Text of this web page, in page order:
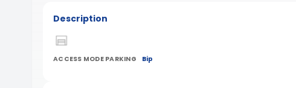
Description
ACCESS MODE PARKING Bip